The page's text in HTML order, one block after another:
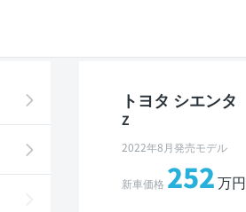
トヨタ シエンタ
Z
2022年8月発売モデル
新車価格 252万円